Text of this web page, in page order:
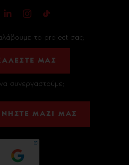
το project σας;
ΜΑΣ
συνεργαστούμε;
ΜΑΖΙ ΜΑΣ